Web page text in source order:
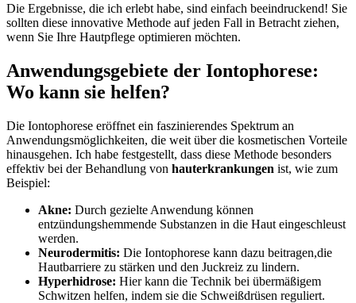
Die Ergebnisse, die ich erlebt habe, sind einfach beeindruckend! Sie
sollten diese innovative Methode auf jeden Fall in Betracht ziehen,
wenn Sie Ihre Hautpflege optimieren möchten.
Anwendungsgebiete der Iontophorese:
Wo kann sie helfen?
Die Iontophorese eröffnet ein faszinierendes Spektrum an
Anwendungsmöglichkeiten, die weit über die kosmetischen Vorteile
hinausgehen. Ich habe festgestellt, dass diese Methode besonders
effektiv bei der Behandlung von hauterkrankungen ist, wie zum
Beispiel:
Akne: Durch gezielte Anwendung können
entzündungshemmende Substanzen in die Haut eingeschleust
werden.
Neurodermitis: Die Iontophorese kann dazu beitragen,die
Hautbarriere zu stärken und den Juckreiz zu lindern.
Hyperhidrose: Hier kann die Technik bei übermäßigem
Schwitzen helfen, indem sie die Schweißdrüsen reguliert.